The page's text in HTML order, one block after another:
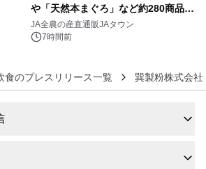
や「天然本まぐろ」など約280商品を
販売！～毎月１０日の定例企画～
JA全農の産直通販JAタウン
7時間前
食のプレスリリース一覧 巽製粉株式会社